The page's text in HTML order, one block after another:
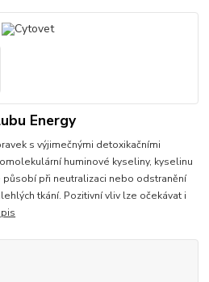
Energy
s výjimečnými detoxikačními
huminové kyseliny, kyselinu
působí při neutralizaci nebo odstranění
tkání. Pozitivní vliv lze očekávat i